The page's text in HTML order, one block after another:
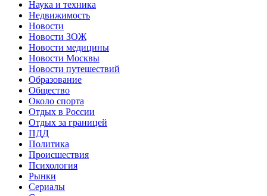
Наука и техника
Недвижимость
Новости
Новости ЗОЖ
Новости медицины
Новости Москвы
Новости путешествий
Образование
Общество
Около спорта
Отдых в России
Отдых за границей
ПДД
Политика
Происшествия
Психология
Рынки
Сериалы